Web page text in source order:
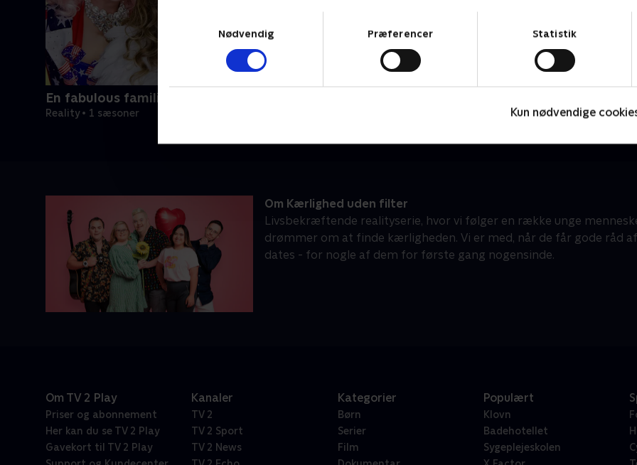
Nødvendig
Præferencer Statistik
Kun nødvendige
En fabulous familie
Reality • 1 sæsoner
Om Kærlighed uden filter
Livsbekræftende realityserie, hvor vi følger en række unge
drømmer om at finde kærligheden. Vi er med, når de får gode råd
dates - for nogle af dem for første gang nogensinde.
Om TV 2 Play
Priser og abonnement
Her kan du se TV 2 Play
Gavekort til TV 2 Play
Kanaler
TV 2
TV 2 Sport
TV 2 News
Kategorier
Børn
Serier
Film
Populært
Klovn
Badehotellet
Sygeplejeskolen